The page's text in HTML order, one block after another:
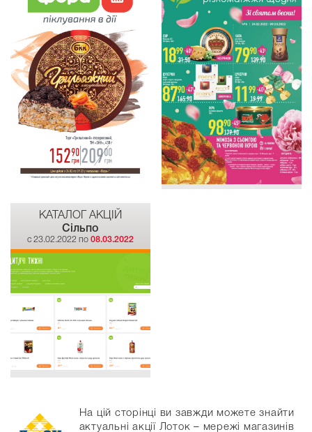
КАТАЛОГ АКЦІЙ
Сiльпо
c 23.02.2022 по 08.03.2022
На цій сторінці ви завжди можете знайти
актуальні акції Лоток – мережі магазинів